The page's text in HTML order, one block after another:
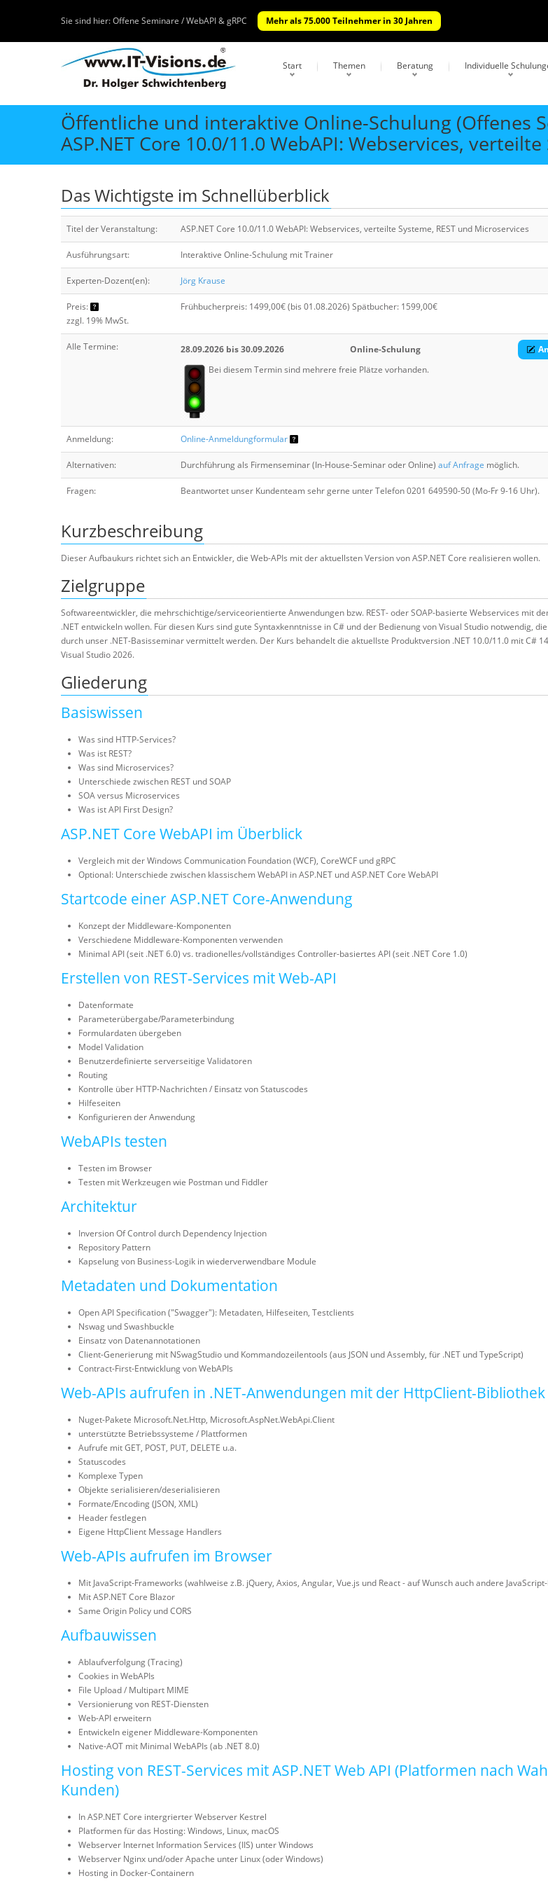
Sie sind hier:Offene Seminare / WebAPI & gRPC Mehr als 75.000 Teilnehmer in 30 Jahren
Start Themen Beratung Individuelle
Öffentliche und interaktive Online-Schulung (Offenes
ASP.NET Core 10.0/11.0 WebAPI: Webservices,
Das Wichtigste im Schnellüberblick
Titel der Veranstaltung: ASP.NET Core 10.0/11.0 WebAPI: Webservices, verteilte Systeme, REST und Microservices
Ausführungsart: Interaktive Online-Schulung mit Trainer
Experten-Dozent(en): Jörg Krause
Preis:
zzgl. 19% MwSt.
Frühbucherpreis: 1499,00€ (bis 01.08.2026) Spätbucher: 1599,00€
Alle Termine: 28.09.2026 bis 30.09.2026 Online-Schulung
Bei diesem Termin sind mehrere freie Plätze vorhanden.
Anmeldung: Online-Anmeldungformular
Alternativen: Durchführung als Firmenseminar (In-House-Seminar oder Online) auf Anfrage möglich.
Fragen: Beantwortet unser Kundenteam sehr gerne unter Telefon 0201 649590-50 (Mo-Fr 9-16 Uhr).
Kurzbeschreibung
Dieser Aufbaukurs richtet sich an Entwickler, die Web-APIs mit der aktuellsten Version von ASP.NET Core realisieren wollen.
Zielgruppe
Softwareentwickler, die mehrschichtige/serviceorientierte Anwendungen bzw. REST- oder SOAP-basierte Webservices mit
.NET entwickeln wollen. Für diesen Kurs sind gute Syntaxkenntnisse in C# und der Bedienung von Visual Studio notwendig,
durch unser .NET-Basisseminar vermittelt werden. Der Kurs behandelt die aktuellste Produktversion .NET 10.0/11.0 mit C#
Visual Studio 2026.
Gliederung
Basiswissen
Was sind HTTP-Services?
Was ist REST?
Was sind Microservices?
Unterschiede zwischen REST und SOAP
SOA versus Microservices
Was ist API First Design?
ASP.NET Core WebAPI im Überblick
Vergleich mit der Windows Communication Foundation (WCF), CoreWCF und gRPC
Optional: Unterschiede zwischen klassischem WebAPI in ASP.NET und ASP.NET Core WebAPI
Startcode einer ASP.NET Core-Anwendung
Konzept der Middleware-Komponenten
Verschiedene Middleware-Komponenten verwenden
Minimal API (seit .NET 6.0) vs. tradionelles/vollständiges Controller-basiertes API (seit .NET Core 1.0)
Erstellen von REST-Services mit Web-API
Datenformate
Parameterübergabe/Parameterbindung
Formulardaten übergeben
Model Validation
Benutzerdefinierte serverseitige Validatoren
Routing
Kontrolle über HTTP-Nachrichten / Einsatz von Statuscodes
Hilfeseiten
Konfigurieren der Anwendung
WebAPIs testen
Testen im Browser
Testen mit Werkzeugen wie Postman und Fiddler
Architektur
Inversion Of Control durch Dependency Injection
Repository Pattern
Kapselung von Business-Logik in wiederverwendbare Module
Metadaten und Dokumentation
Open API Specification ("Swagger"): Metadaten, Hilfeseiten, Testclients
Nswag und Swashbuckle
Einsatz von Datenannotationen
Client-Generierung mit NSwagStudio und Kommandozeilentools (aus JSON und Assembly, für .NET und TypeScript)
Contract-First-Entwicklung von WebAPIs
Web-APIs aufrufen in .NET-Anwendungen mit der HttpClient-Bibliothek
Nuget-Pakete Microsoft.Net.Http, Microsoft.AspNet.WebApi.Client
unterstützte Betriebssysteme / Plattformen
Aufrufe mit GET, POST, PUT, DELETE u.a.
Statuscodes
Komplexe Typen
Objekte serialisieren/deserialisieren
Formate/Encoding (JSON, XML)
Header festlegen
Eigene HttpClient Message Handlers
Web-APIs aufrufen im Browser
Mit JavaScript-Frameworks (wahlweise z.B. jQuery, Axios, Angular, Vue.js und React - auf Wunsch auch andere
Mit ASP.NET Core Blazor
Same Origin Policy und CORS
Aufbauwissen
Ablaufverfolgung (Tracing)
Cookies in WebAPIs
File Upload / Multipart MIME
Versionierung von REST-Diensten
Web-API erweitern
Entwickeln eigener Middleware-Komponenten
Native-AOT mit Minimal WebAPIs (ab .NET 8.0)
Hosting von REST-Services mit ASP.NET Web API (Platformen nach
Kunden)
In ASP.NET Core intergrierter Webserver Kestrel
Platformen für das Hosting: Windows, Linux, macOS
Webserver Internet Information Services (IIS) unter Windows
Webserver Nginx und/oder Apache unter Linux (oder Windows)
Hosting in Docker-Containern